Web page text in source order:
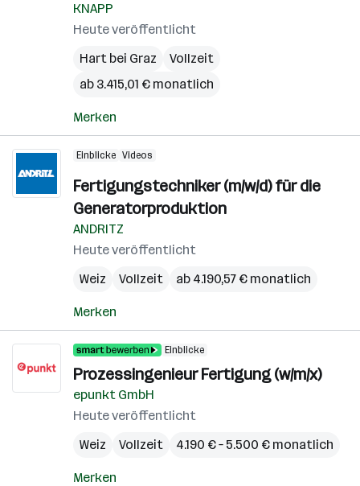
KNAPP
Heute veröffentlicht
Hart bei Graz
Vollzeit
ab 3.415,01 € monatlich
Merken
Einblicke Videos
Fertigungstechniker (m/w/d) für die
Generatorproduktion
ANDRITZ
Heute veröffentlicht
Weiz
Vollzeit ab 4.190,57 € monatlich
Merken
Einblicke
Prozessingenieur Fertigung (w/m/x)
epunkt GmbH
Heute veröffentlicht
Weiz
Vollzeit 4.190 € – 5.500 € monatlich
Merken